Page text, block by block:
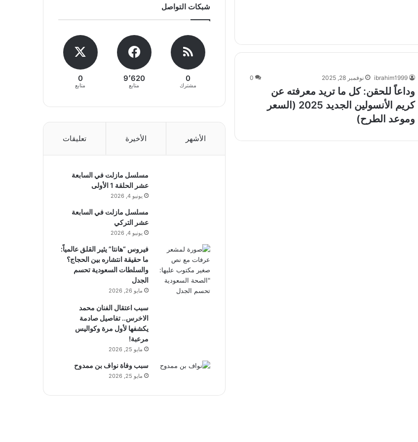
ibrahim1999 نوفمبر 28, 2025 0
وداعاً للحقن: كل ما تريد معرفته عن
كريم الأنسولين الجديد 2025 (السعر
وموعد الطرح)
شبكات التواصل
0
مشترك
9٬620
متابع
0
متابع
الأشهر الأخيرة تعليقات
مسلسل مازلت في السابعة
عشر الحلقة 1 الأولى
يونيو 4, 2026
مسلسل مازلت في السابعة
عشر التركي
يونيو 4, 2026
فيروس “هانتا” يثير القلق عالمياً:
ما حقيقة انتشاره بين الحجاج؟
والسلطات السعودية تحسم
الجدل
مايو 26, 2026
سبب اعتقال الفنان محمد
الاخرس.. تفاصيل صادمة
يكشفها لأول مرة وكواليس
مرعبة!
مايو 25, 2026
سبب وفاة نواف بن ممدوح
مايو 25, 2026